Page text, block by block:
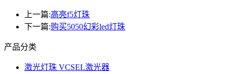
上一篇:高亮f5灯珠
下一篇:购买5050幻彩led灯珠
产品分类
激光灯珠 VCSEL激光器